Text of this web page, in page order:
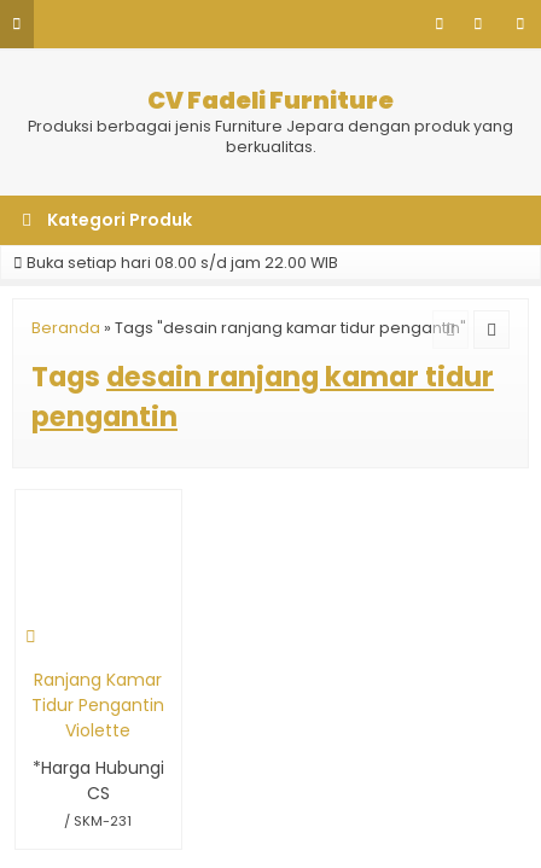
CV Fadeli Furniture
Produksi berbagai jenis Furniture Jepara dengan produk yang
berkualitas.
Kategori Produk
Buka setiap hari 08.00 s/d jam 22.00 WIB
Beranda » Tags "desain ranjang kamar tidur pengantin"
Tags desain ranjang kamar tidur
pengantin
Ranjang Kamar
Tidur Pengantin
Violette
*Harga Hubungi
CS
/ SKM-231